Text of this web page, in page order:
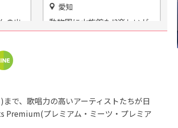
いが
山公
愛知
子どもも芸術を見て、触れ
て、学ぶことができる施設
で、歌唱力の高いアーティストたちが日
Premium(プレミアム・ミーツ・プレミア
♪With Live
ントーク
イドル「ナト☆カン」の紫桃
みくに会ってみた♪